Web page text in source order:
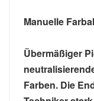
Manuelle
Übermäßiger
Farben. Die